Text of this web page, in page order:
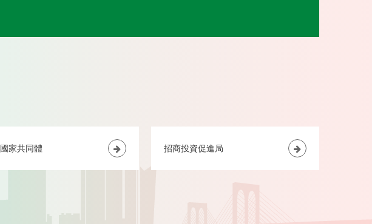
家共同體 招商投資促進局